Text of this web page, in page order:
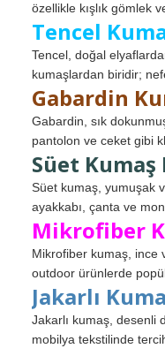
özellikle kışlık gömlek
Tencel
Tencel, doğal
kumaşlardan biridir;
Gabardin
Gabardin, sık
pantolon ve ceket gibi
Süet Kumaş
Süet kumaş, yumuşak
ayakkabı, çanta ve
Mikrofiber
Mikrofiber kumaş, ince
outdoor ürünlerde
Jakarlı
Jakarlı kumaş, desenli
mobilya tekstilinde